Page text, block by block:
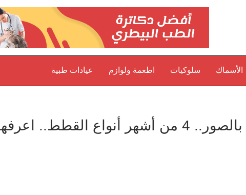
الأسماك سلوكيات اطعمة ولوازم عيادات طبية
بالصور.. 4 من أشهر أنواع القطط.. اعرفها إذا كنت ترغب في تربيتها